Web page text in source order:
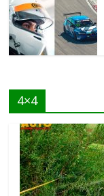
4×4